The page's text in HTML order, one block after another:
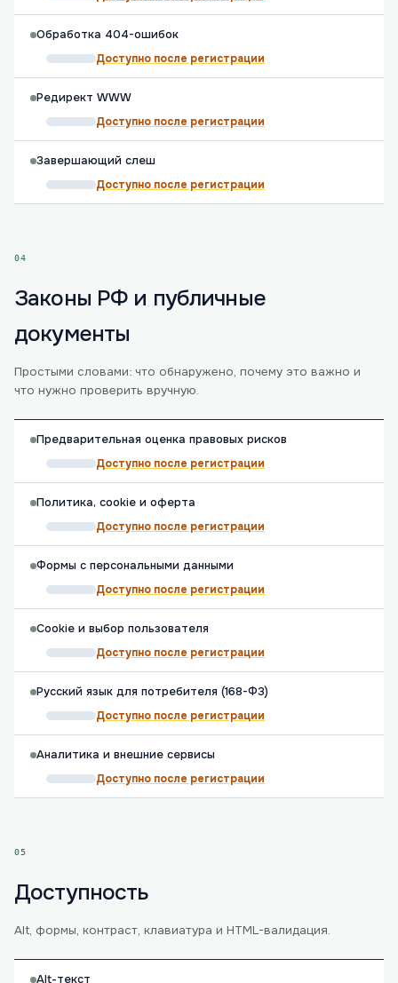
Обработка 404-ошибок
Доступно после регистрации
Редирект WWW
Доступно после регистрации
Завершающий слеш
Доступно после регистрации
04
Законы РФ и публичные
документы
Простыми словами: что обнаружено, почему это важно и
что нужно проверить вручную.
Предварительная оценка правовых рисков
Доступно после регистрации
Политика, cookie и оферта
Доступно после регистрации
Формы с персональными данными
Доступно после регистрации
Cookie и выбор пользователя
Доступно после регистрации
Русский язык для потребителя (168-ФЗ)
Доступно после регистрации
Аналитика и внешние сервисы
Доступно после регистрации
05
Доступность
Alt, формы, контраст, клавиатура и HTML-валидация.
Alt-текст